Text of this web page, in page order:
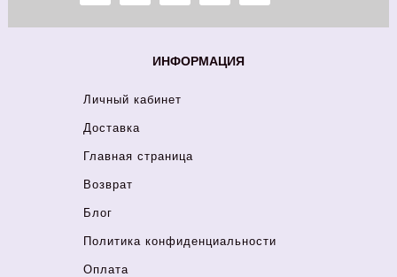
ИНФОРМАЦИЯ
Личный кабинет
Доставка
Главная страница
Возврат
Блог
Политика конфиденциальности
Оплата